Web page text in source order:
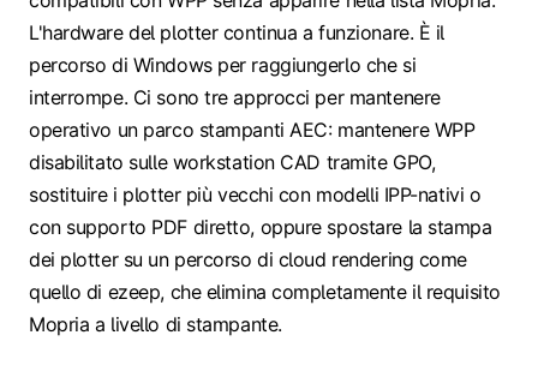
L'hardware del plotter continua a funzionare. È il
percorso di Windows per raggiungerlo che si
interrompe. Ci sono tre approcci per mantenere
operativo un parco stampanti AEC: mantenere WPP
disabilitato sulle workstation CAD tramite GPO,
sostituire i plotter più vecchi con modelli IPP-nativi o
con supporto PDF diretto, oppure spostare la stampa
dei plotter su un percorso di cloud rendering come
quello di ezeep, che elimina completamente il requisito
Mopria a livello di stampante.